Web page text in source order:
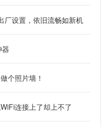
厂设置，依旧流畅如新机
个照片墙！
连接上了却上不了